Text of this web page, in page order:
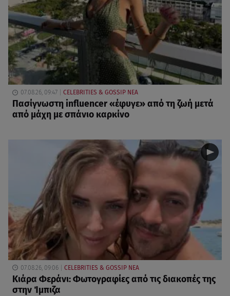
07.08.26, 09:47 CELEBRITIES & GOSSIP ΝΕΑ
Πασίγνωστη influencer «έφυγε» από τη ζωή μετά
από μάχη με σπάνιο καρκίνο
07.08.26, 09:06 CELEBRITIES & GOSSIP ΝΕΑ
Κιάρα Φεράνι: Φωτογραφίες από τις διακοπές της
στην Ίμπιζα